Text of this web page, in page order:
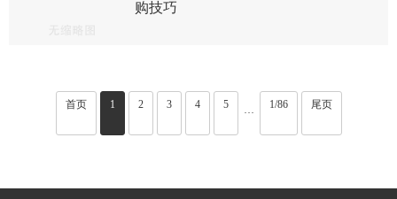
购技巧
首页 1 2 3 4 5
···
1/86 尾页